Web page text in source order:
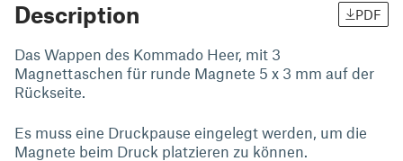
Description PDF
Das Wappen des Kommado Heer, mit 3
Magnettaschen für runde Magnete 5 x 3 mm auf der
Rückseite.
Es muss eine Druckpause eingelegt werden, um die
Magnete beim Druck platzieren zu können.